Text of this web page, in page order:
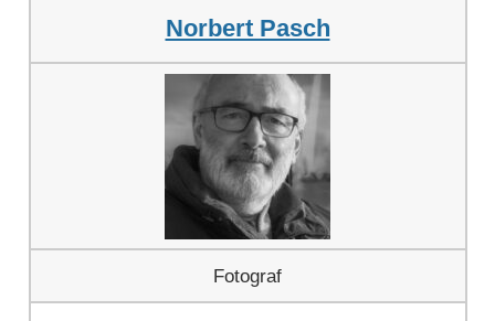
Norbert Pasch
Fotograf